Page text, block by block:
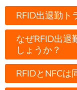
RFID出退勤ト
なぜRFID出退
しょうか？
RFIDとNFCは